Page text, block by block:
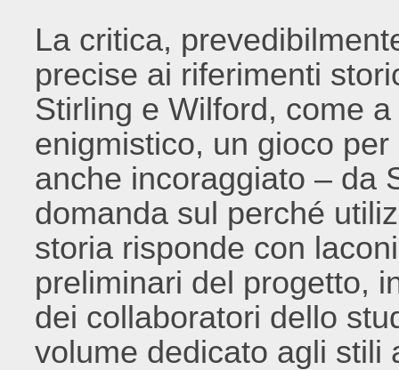
La critica,
precise ai riferimenti
Stirling e Wilford, come
enigmistico, un gioco
anche incoraggiato – da
domanda sul perché
storia risponde con
preliminari del progetto,
dei collaboratori dello
volume dedicato agli stili